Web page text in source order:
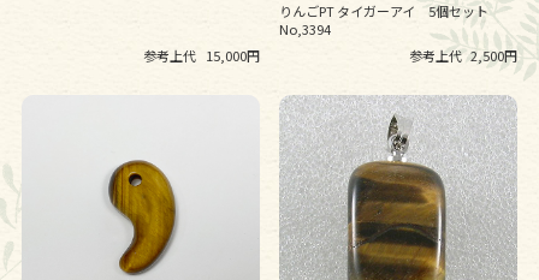
参考上代 15,000円
りんごPT タイガーアイ 5個セット
No,3394
参考上代 2,500円